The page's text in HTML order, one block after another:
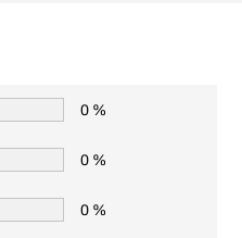
0 %
0 %
0 %